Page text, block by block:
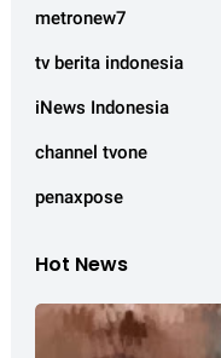
metronew7
tv berita indonesia
iNews Indonesia
channel tvone
penaxpose
Hot News